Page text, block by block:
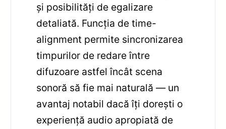
și posibilități de egalizare
detaliată. Funcția de time-
alignment permite sincronizarea
timpurilor de redare între
difuzoare astfel încât scena
sonoră să fie mai naturală — un
avantaj notabil dacă îți dorești o
experiență audio apropiată de